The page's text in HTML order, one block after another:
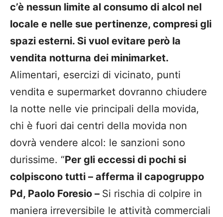
c’è nessun limite al consumo di alcol nel
locale e nelle sue pertinenze, compresi gli
spazi esterni. Si vuol evitare però la
vendita notturna dei minimarket.
Alimentari, esercizi di vicinato, punti
vendita e supermarket dovranno chiudere
la notte nelle vie principali della movida,
chi è fuori dai centri della movida non
dovrà vendere alcol: le sanzioni sono
durissime. “Per gli eccessi di pochi si
colpiscono tutti – afferma il capogruppo
Pd, Paolo Foresio – Si rischia di colpire in
maniera irreversibile le attività commerciali